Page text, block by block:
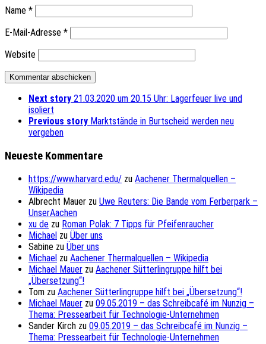
Name *
E-Mail-Adresse *
Website
Next story 21.03.2020 um 20.15 Uhr: Lagerfeuer live und
isoliert
Previous story Marktstände in Burtscheid werden neu
vergeben
Neueste Kommentare
https://www.harvard.edu/ zu Aachener Thermalquellen –
Wikipedia
Albrecht Mauer zu Uwe Reuters: Die Bande vom Ferberpark –
UnserAachen
xu de zu Roman Polak: 7 Tipps für Pfeifenraucher
Michael zu Über uns
Sabine zu Über uns
Michael zu Aachener Thermalquellen – Wikipedia
Michael Mauer zu Aachener Sütterlingruppe hilft bei
„Übersetzung“!
Tom zu Aachener Sütterlingruppe hilft bei „Übersetzung“!
Michael Mauer zu 09.05.2019 – das Schreibcafé im Nunzig –
Thema: Pressearbeit für Technologie-Unternehmen
Sander Kirch zu 09.05.2019 – das Schreibcafé im Nunzig –
Thema: Pressearbeit für Technologie-Unternehmen